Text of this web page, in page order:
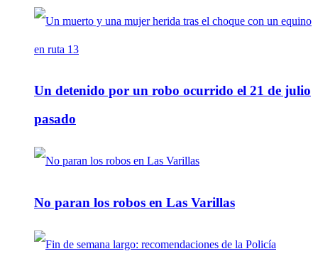
Un detenido por un robo ocurrido el 21 de julio
pasado
No paran los robos en Las Varillas